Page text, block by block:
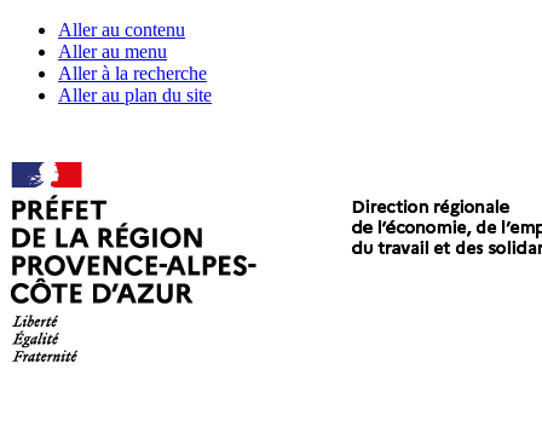
Aller au contenu
Aller au menu
Aller à la recherche
Aller au plan du site